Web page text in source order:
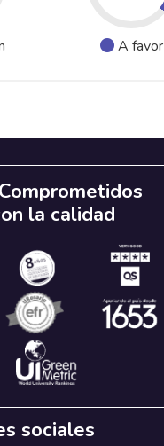
A favor
Comprometidos
la calidad
sociales